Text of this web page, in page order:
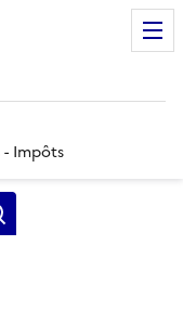
- Impôts
clés, partie du